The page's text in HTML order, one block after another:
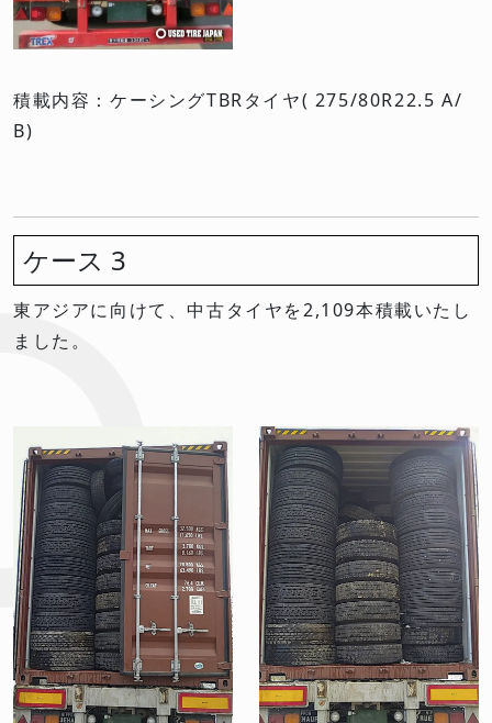
積載内容：ケーシングTBRタイヤ( 275/80R22.5 A/
B)
ケース 3
東アジアに向けて、中古タイヤを2,109本積載いたし
ました。